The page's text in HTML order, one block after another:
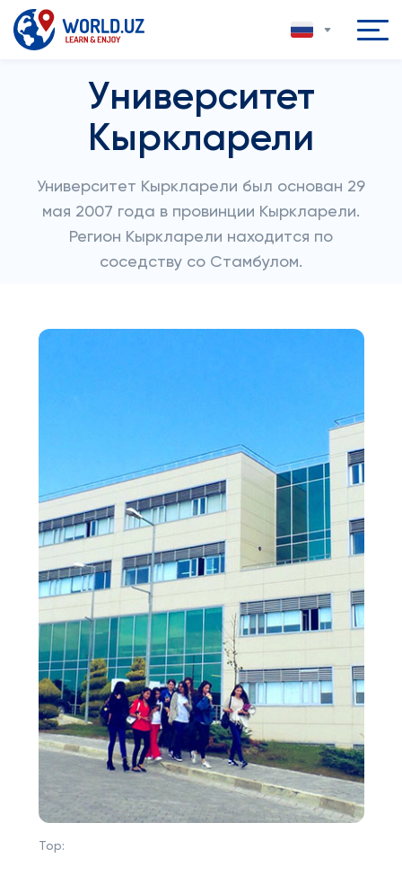
Университет
Кыркларели
Университет Кыркларели был основан 29
мая 2007 года в провинции Кыркларели.
Регион Кыркларели находится по
соседству со Стамбулом.
Top: